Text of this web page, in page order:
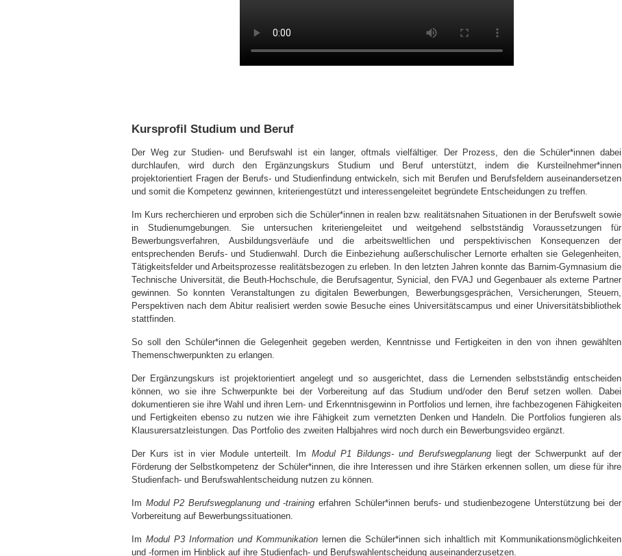
Kursprofil Studium und Beruf
Der Weg zur Studien- und Berufswahl ist ein langer, oftmals vielfältiger. Der Prozess, den die Schüler*innen dabei
durchlaufen, wird durch den Ergänzungskurs Studium und Beruf unterstützt, indem die Kursteilnehmer*innen
projektorientiert Fragen der Berufs- und Studienfindung entwickeln, sich mit Berufen und Berufsfeldern auseinandersetzen
und somit die Kompetenz gewinnen, kriteriengestützt und interessengeleitet begründete Entscheidungen zu treffen.
Im Kurs recherchieren und erproben sich die Schüler*innen in realen bzw. realitätsnahen Situationen in der Berufswelt sowie
in Studienumgebungen. Sie untersuchen kriteriengeleitet und weitgehend selbstständig Voraussetzungen für
Bewerbungsverfahren, Ausbildungsverläufe und die arbeitsweltlichen und perspektivischen Konsequenzen der
entsprechenden Berufs- und Studienwahl. Durch die Einbeziehung außerschulischer Lernorte erhalten sie Gelegenheiten,
Tätigkeitsfelder und Arbeitsprozesse realitätsbezogen zu erleben. In den letzten Jahren konnte das Barnim-Gymnasium die
Technische Universität, die Beuth-Hochschule, die Berufsagentur, Synicial, den FVAJ und Gegenbauer als externe Partner
gewinnen. So konnten Veranstaltungen zu digitalen Bewerbungen, Bewerbungsgesprächen, Versicherungen, Steuern,
Perspektiven nach dem Abitur realisiert werden sowie Besuche eines Universitätscampus und einer Universitätsbibliothek
stattfinden.
So soll den Schüler*innen die Gelegenheit gegeben werden, Kenntnisse und Fertigkeiten in den von ihnen gewählten
Themenschwerpunkten zu erlangen.
Der Ergänzungskurs ist projektorientiert angelegt und so ausgerichtet, dass die Lernenden selbstständig entscheiden
können, wo sie ihre Schwerpunkte bei der Vorbereitung auf das Studium und/oder den Beruf setzen wollen. Dabei
dokumentieren sie ihre Wahl und ihren Lern- und Erkenntnisgewinn in Portfolios und lernen, ihre fachbezogenen Fähigkeiten
und Fertigkeiten ebenso zu nutzen wie ihre Fähigkeit zum vernetzten Denken und Handeln. Die Portfolios fungieren als
Klausurersatzleistungen. Das Portfolio des zweiten Halbjahres wird noch durch ein Bewerbungsvideo ergänzt.
Der Kurs ist in vier Module unterteilt. Im Modul P1 Bildungs- und Berufswegplanungliegt der Schwerpunkt auf der
Förderung der Selbstkompetenz der Schüler*innen, die ihre Interessen und ihre Stärken erkennen sollen, um diese für ihre
Studienfach- und Berufswahlentscheidung nutzen zu können.
Im Modul P2 Berufswegplanung und -training erfahren Schüler*innen berufs- und studienbezogene Unterstützung bei der
Vorbereitung auf Bewerbungssituationen.
Im Modul P3 Information und Kommunikationlernen die Schüler*innen sich inhaltlich mit Kommunikationsmöglichkeiten
und -formen im Hinblick auf ihre Studienfach- und Berufswahlentscheidung auseinanderzusetzen.